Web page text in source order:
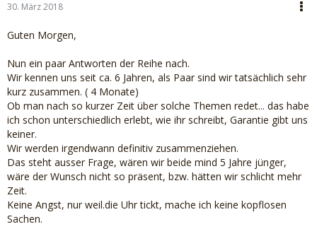
30. März 2018
Guten Morgen,
Nun ein paar Antworten der Reihe nach.
Wir kennen uns seit ca. 6 Jahren, als Paar sind wir tatsächlich sehr
kurz zusammen. ( 4 Monate)
Ob man nach so kurzer Zeit über solche Themen redet... das habe
ich schon unterschiedlich erlebt, wie ihr schreibt, Garantie gibt uns
keiner.
Wir werden irgendwann definitiv zusammenziehen.
Das steht ausser Frage, wären wir beide mind 5 Jahre jünger,
wäre der Wunsch nicht so präsent, bzw. hätten wir schlicht mehr
Zeit.
Keine Angst, nur weil.die Uhr tickt, mache ich keine kopflosen
Sachen.